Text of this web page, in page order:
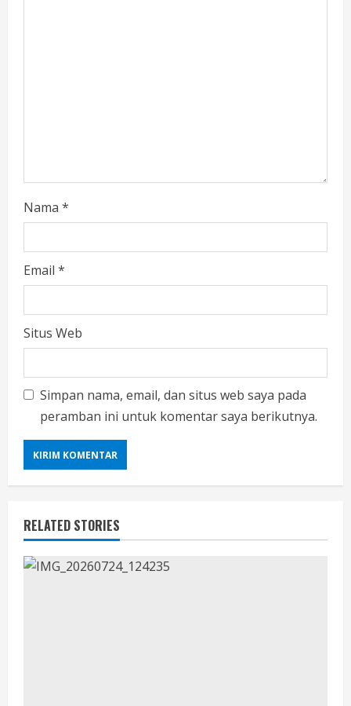
Nama *
Email *
Situs Web
Simpan nama, email, dan situs web saya pada
peramban ini untuk komentar saya berikutnya.
RELATED STORIES